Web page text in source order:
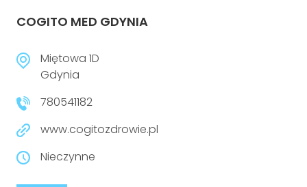
COGITO MED GDYNIA
Miętowa 1D
Gdynia
780541182
www.cogitozdrowie.pl
Nieczynne